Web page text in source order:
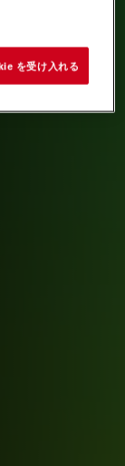
を受け入れる